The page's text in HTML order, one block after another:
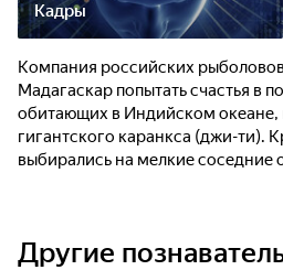
Кадры
Компания российских
Мадагаскар попытать счастья в
обитающих в Индийском океане,
гигантского каранкса (джи-ти).
выбирались на мелкие соседние
Другие